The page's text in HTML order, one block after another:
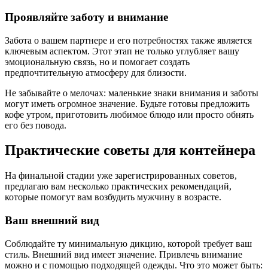
Проявляйте заботу и внимание
Забота о вашем партнере и его потребностях также является
ключевым аспектом. Этот этап не только углубляет вашу
эмоциональную связь, но и помогает создать
предпочтительную атмосферу для близости.
Не забывайте о мелочах: маленькие знаки внимания и заботы
могут иметь огромное значение. Будьте готовы предложить
кофе утром, приготовить любимое блюдо или просто обнять
его без повода.
Практические советы для контейнера
На финальной стадии уже зарегистрированных советов,
предлагаю вам несколько практических рекомендаций,
которые помогут вам возбудить мужчину в возрасте.
Ваш внешний вид
Соблюдайте ту минимальную дикцию, которой требует ваш
стиль. Внешний вид имеет значение. Привлечь внимание
можно и с помощью подходящей одежды. Что это может быть: